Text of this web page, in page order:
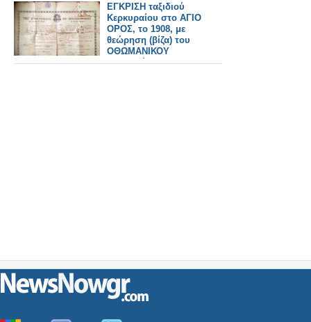
ΕΓΚΡΙΣΗ ταξιδιού
Κερκυραίου στο ΑΓΙΟ
ΟΡΟΣ, το 1908, με
θεώρηση (βίζα) του
ΟΘΩΜΑΝΙΚΟΥ
προξενείου της